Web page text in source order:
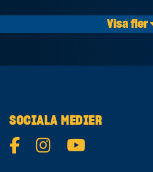
Visa fler
SOCIALA MEDIER